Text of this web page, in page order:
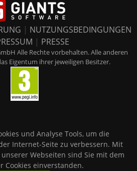
| NUTZUNGSBEDINGUNGEN
| PRESSE
Alle Rechte vorbehalten. Alle anderen
Eigentum ihrer jeweiligen Besitzer.
und Analyse Tools, um die
Internet-Seite zu verbessern. Mit
Webseiten sind Sie mit dem
Cookies einverstanden.